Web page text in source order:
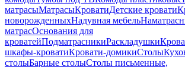
матрасыМатрасыКроватиДетские кровати
новорожденныхНадувная мебель
матрасОснования для
кроватейПодматрасникиРаскладушки
шкафы-кроватиКровати-домикиСтолы
столыБарные столыСтолы письменные,